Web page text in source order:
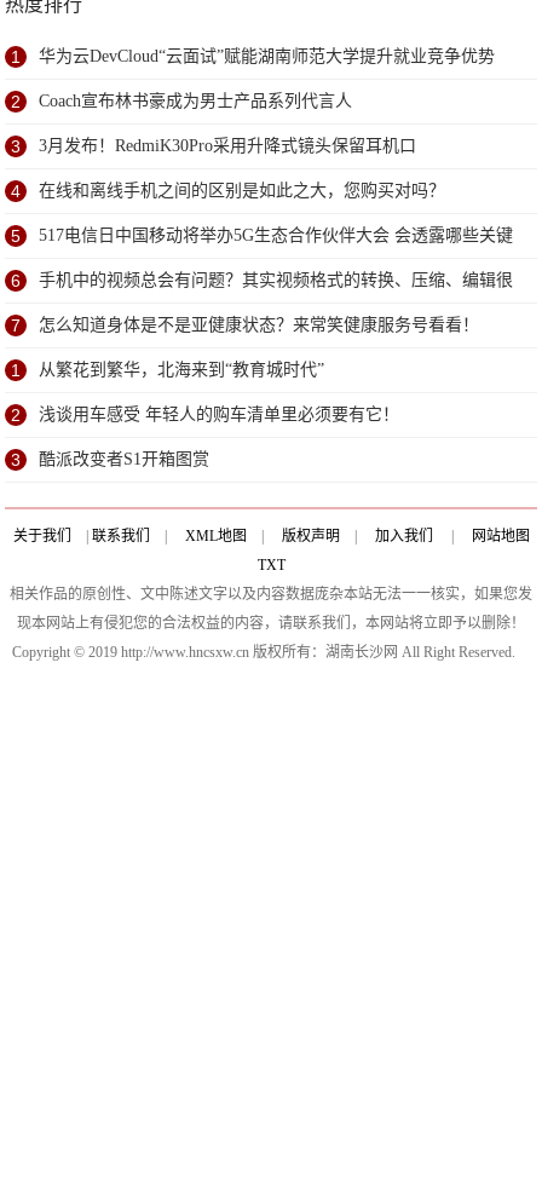
热度排行
1 华为云DevCloud“云面试”赋能湖南师范大学提升就业竞争优势
2 Coach宣布林书豪成为男士产品系列代言人
3 3月发布！RedmiK30Pro采用升降式镜头保留耳机口
4 在线和离线手机之间的区别是如此之大，您购买对吗？
5 517电信日中国移动将举办5G生态合作伙伴大会 会透露哪些关键
信息？
6 手机中的视频总会有问题？其实视频格式的转换、压缩、编辑很
简单
7 怎么知道身体是不是亚健康状态？来常笑健康服务号看看！
1 从繁花到繁华，北海来到“教育城时代”
2 浅谈用车感受 年轻人的购车清单里必须要有它！
3 酷派改变者S1开箱图赏
关于我们 联系我们 XML地图 版权声明 加入我们
网站地图
TXT
相关作品的原创性、文中陈述文字以及内容数据庞杂本站无法一一核实，如果您发
现本网站上有侵犯您的合法权益的内容，请联系我们，本网站将立即予以删除！
Copyright © 2019 http://www.hncsxw.cn 版权所有：湖南长沙网 All Right Reserved.